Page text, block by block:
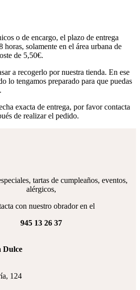
o de encargo, el plazo de entrega
horas, solamente en el área urbana de
de 5,50€.
a recogerlo por nuestra tienda. En ese
lo tengamos preparado para que puedas
exacta de entrega, por favor contacta
de realizar el pedido.
tartas de cumpleaños, eventos,
alérgicos,
con nuestro obrador en el
945 13 26 37
Dulce
124